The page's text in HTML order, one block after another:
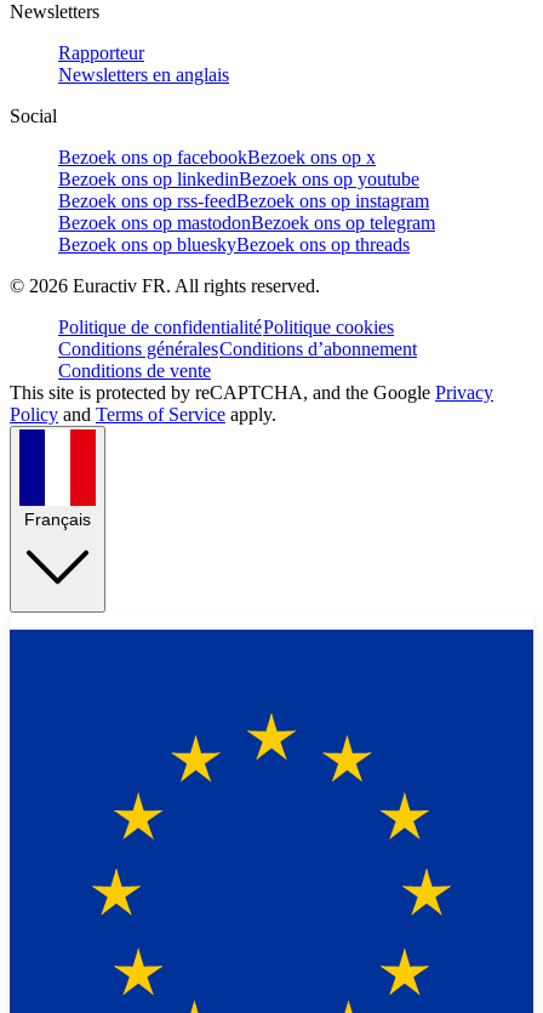
Newsletters
Rapporteur
Newsletters en anglais
Social
Bezoek ons op facebookBezoek ons op x
Bezoek ons op linkedinBezoek ons op youtube
Bezoek ons op rss-feedBezoek ons op instagram
Bezoek ons op mastodonBezoek ons op telegram
Bezoek ons op blueskyBezoek ons op threads
© 2026 Euractiv FR. All rights reserved.
Politique de confidentialitéPolitique cookies
Conditions généralesConditions d’abonnement
Conditions de vente
This site is protected by reCAPTCHA, and the Google Privacy
Policy and Terms of Service apply.
Français